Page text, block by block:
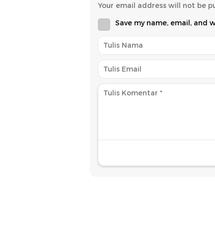
Your email address will not be
Save my name, email,